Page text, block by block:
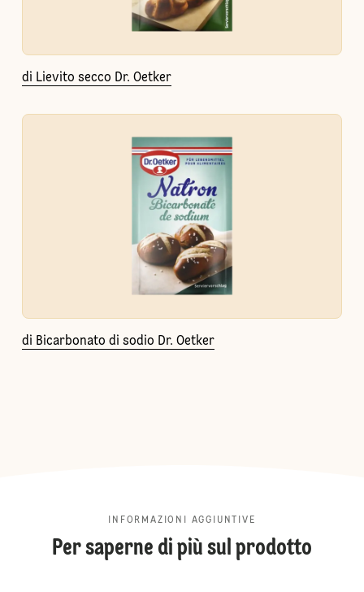
di Lievito secco Dr. Oetker
di Bicarbonato di sodio Dr. Oetker
INFORMAZIONI AGGIUNTIVE
Per saperne di più sul prodotto